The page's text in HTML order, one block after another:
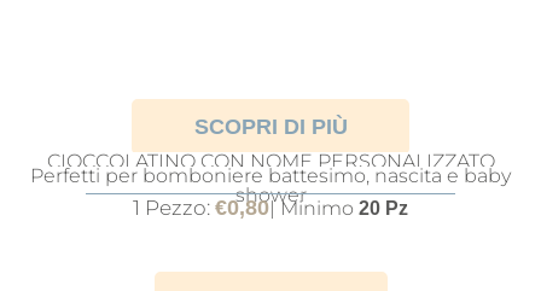
SCOPRI DI PIÙ
CIOCCOLATINO CON NOME PERSONALIZZATO
TEMA NATALIZIO
Perfetti per bomboniere battesimo, nascita e baby
shower
1 Pezzo: €0,80| Minimo 20 Pz